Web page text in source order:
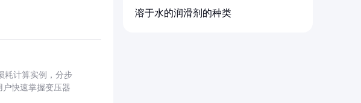
耗计算实例，分步
户快速掌握变压器
溶于水的润滑剂的种类